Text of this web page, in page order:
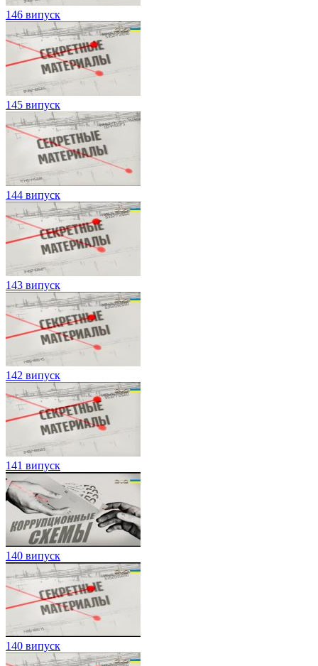
146 випуск
145 випуск
144 випуск
143 випуск
142 випуск
141 випуск
140 випуск
140 випуск